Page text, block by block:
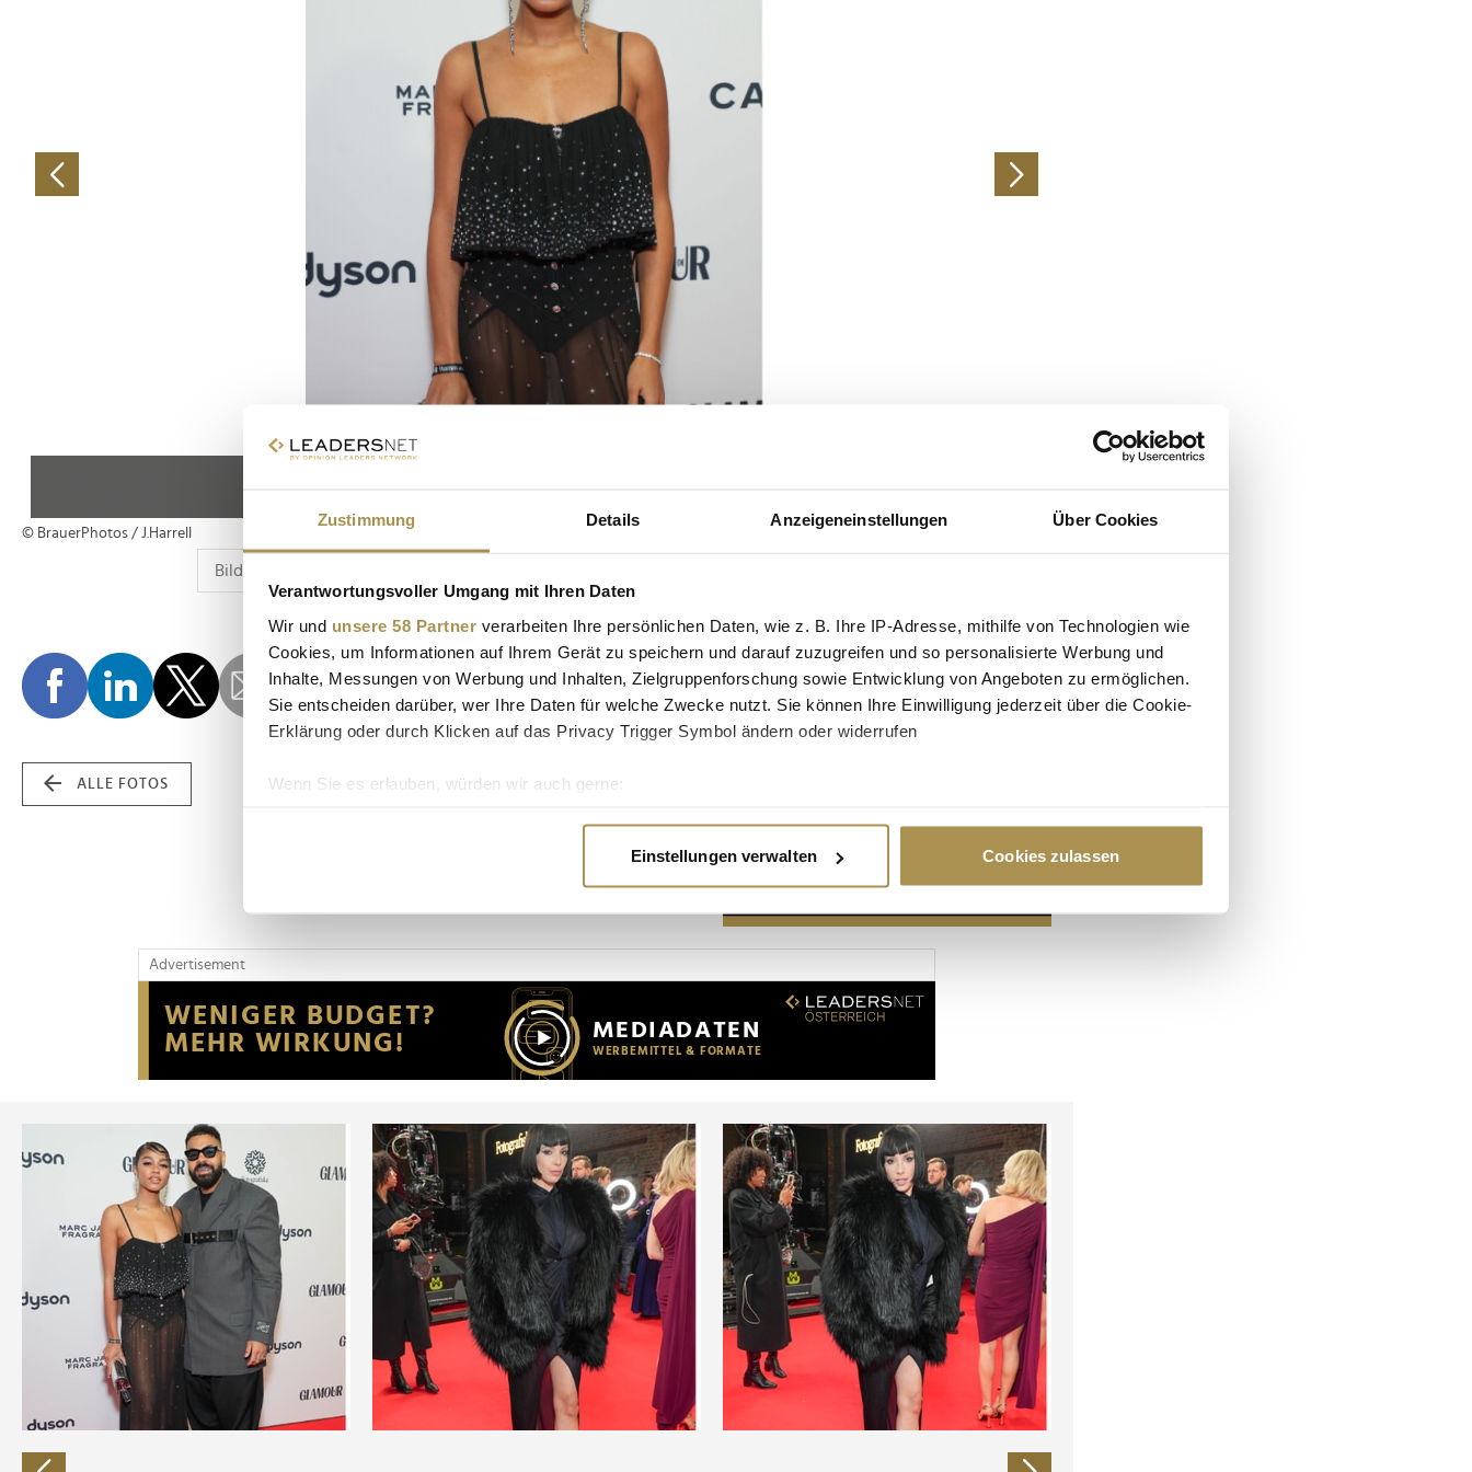
Zustimmung Details Anzeigeneinstellungen Über Cookies
Verantwortungsvoller Umgang mit Ihren Daten
Wir und unsere 58 Partner verarbeiten Ihre persönlichen Daten, wie z. B. Ihre IP-Adresse, mithilfe von Technologien wie
Cookies, um Informationen auf Ihrem Gerät zu speichern und darauf zuzugreifen und so personalisierte Werbung und
Inhalte, Messungen von Werbung und Inhalten, Zielgruppenforschung sowie Entwicklung von Angeboten zu ermöglichen.
Sie entscheiden darüber, wer Ihre Daten für welche Zwecke nutzt. Sie können Ihre Einwilligung jederzeit über die Cookie-
Erklärung oder durch Klicken auf das Privacy Trigger Symbol ändern oder widerrufen
Wenn Sie es erlauben, würden wir auch gerne:
Erfahren Sie mehr darüber, wie Ihre persönlichen Daten verarbeitet werden, und legen Sie Ihre Präferenzen im
Wir verwenden Cookies, um Inhalte und Anzeigen zu personalisieren, Funktionen für soziale Medien anbieten zu können
Website an unsere Partner für soziale Medien, Werbung und Analysen weiter. Unsere Partner führen diese Informationen
möglicherweise mit weiteren Daten zusammen, die Sie ihnen bereitgestellt haben oder die sie im Rahmen Ihrer Nutzung
der Dienste gesammelt haben.
Einstellungen verwalten Cookies zulassen
© BrauerPhotos / J.Harrell
ALLE FOTOS
Advertisement
Advertisement